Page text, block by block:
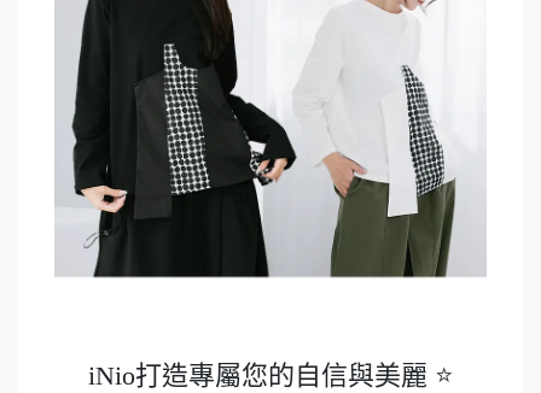
iNio打造專屬您的自信與美麗 ⭐️